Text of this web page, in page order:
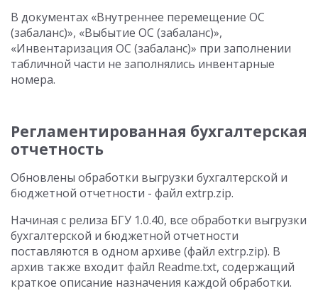
В документах «Внутреннее перемещение ОС
(забаланс)», «Выбытие ОС (забаланс)»,
«Инвентаризация ОС (забаланс)» при заполнении
табличной части не заполнялись инвентарные
номера.
Регламентированная бухгалтерская
отчетность
Обновлены обработки выгрузки бухгалтерской и
бюджетной отчетности - файл extrp.zip.
Начиная с релиза БГУ 1.0.40, все обработки выгрузки
бухгалтерской и бюджетной отчетности
поставляются в одном архиве (файл extrp.zip). В
архив также входит файл Readme.txt, содержащий
краткое описание назначения каждой обработки.